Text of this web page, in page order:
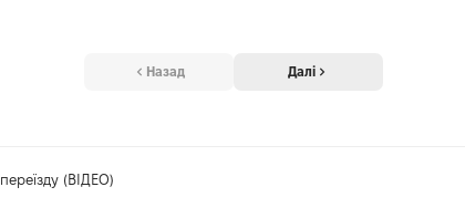
Назад Далі
(ВІДЕО)